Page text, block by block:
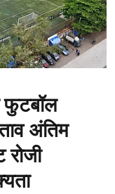
फुटबॉल
अंतिम